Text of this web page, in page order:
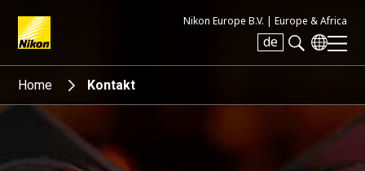
Nikon Europe B.V. | Europe & Africa
de
Search keyword(s)
Home Kontakt